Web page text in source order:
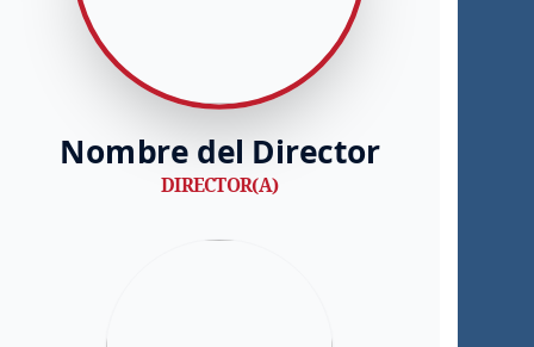
Nombre del Director
DIRECTOR(A)